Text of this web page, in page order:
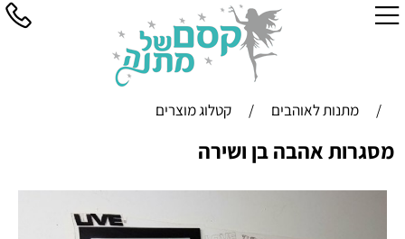
/ מתנות לאוהבים / קטלוג מוצרים
מסגרות אהבה בן ושירה